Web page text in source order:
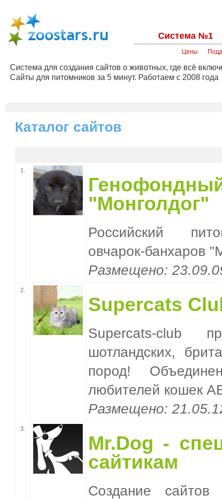
Система №1
Цены
Система для создания сайтов о животных, где всё
Сайты для питомников за 5 минут. Работаем с 2008 года
Каталог сайтов
1.
"Монголдог"
Российский
овчарок-банхаров
Размещено:
2.
Supercats
Supercats-club
шотландских,
пород!
любителей кошек
Размещено:
3.
Mr.Dog -
сайтикам
Создание